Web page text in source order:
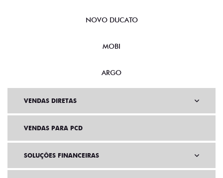
NOVO DUCATO
MOBI
ARGO
VENDAS DIRETAS
VENDAS PARA PCD
SOLUÇÕES FINANCEIRAS